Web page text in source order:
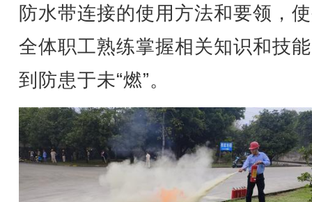
防水带连接的使用方法和要领，
全体职工熟练掌握相关知识和技
到防患于未“燃”。